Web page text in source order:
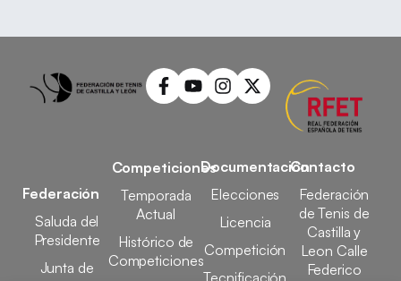
Federación
Saluda del
Presidente
Junta de
Competiciones
Temporada
Actual
Histórico de
Competiciones
Documentación
Elecciones
Licencia
Competición
Tecnificación
Contacto
Federación
de Tenis de
Castilla y
Leon Calle
Federico